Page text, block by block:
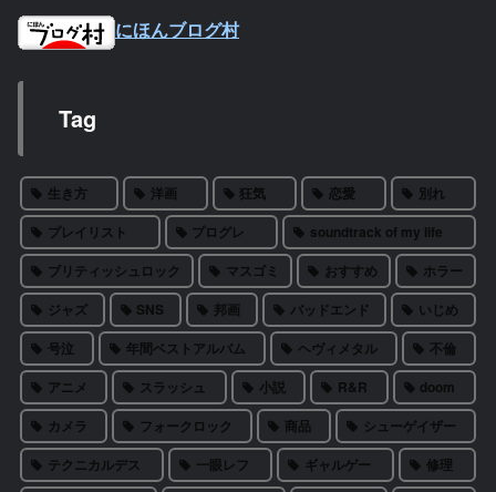
にほんブログ村
Tag
生き方 洋画 狂気 恋愛
別れ
プレイリスト
プログレ
soundtrack of my life
ブリティッシュロック
マスゴミ おすすめ
ホラー
ジャズ
SNS 邦画 バッドエンド
いじめ
号泣
年間ベストアルバム ヘヴィメタル
不倫
アニメ
スラッシュ 小説 R&R
doom
カメラ
フォークロック 商品
シューゲイザー
テクニカルデス
一眼レフ ギャルゲー
修理